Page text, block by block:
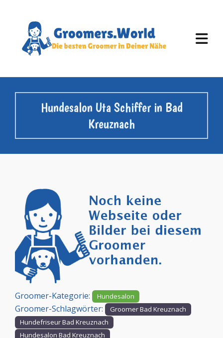
Hundesalon Uta Schiffer in Bad
Kreuznach
Vorheriges
Groomer-Kategorie: Hundesalon
Groomer-Schlagwörter:
Groomer Bad Kreuznach
Hundefriseur Bad Kreuznach
Hundesalon Bad Kreuznach